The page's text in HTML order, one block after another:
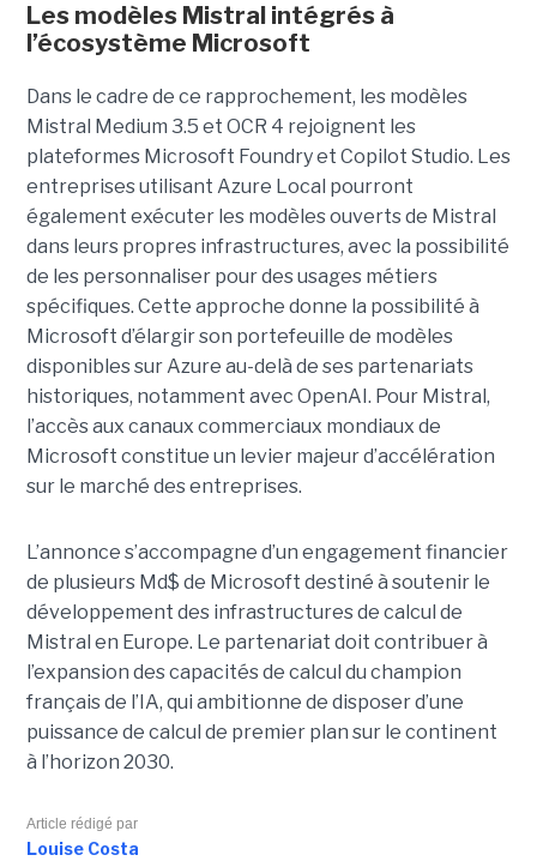
Les modèles Mistral intégrés à
l’écosystème Microsoft
Dans le cadre de ce rapprochement, les modèles
Mistral Medium 3.5 et OCR 4 rejoignent les
plateformes Microsoft Foundry et Copilot Studio. Les
entreprises utilisant Azure Local pourront
également exécuter les modèles ouverts de Mistral
dans leurs propres infrastructures, avec la possibilité
de les personnaliser pour des usages métiers
spécifiques. Cette approche donne la possibilité à
Microsoft d’élargir son portefeuille de modèles
disponibles sur Azure au-delà de ses partenariats
historiques, notamment avec OpenAI. Pour Mistral,
l’accès aux canaux commerciaux mondiaux de
Microsoft constitue un levier majeur d’accélération
sur le marché des entreprises.
L’annonce s’accompagne d’un engagement financier
de plusieurs Md$ de Microsoft destiné à soutenir le
développement des infrastructures de calcul de
Mistral en Europe. Le partenariat doit contribuer à
l’expansion des capacités de calcul du champion
français de l’IA, qui ambitionne de disposer d’une
puissance de calcul de premier plan sur le continent
à l’horizon 2030.
Article rédigé par
Louise Costa